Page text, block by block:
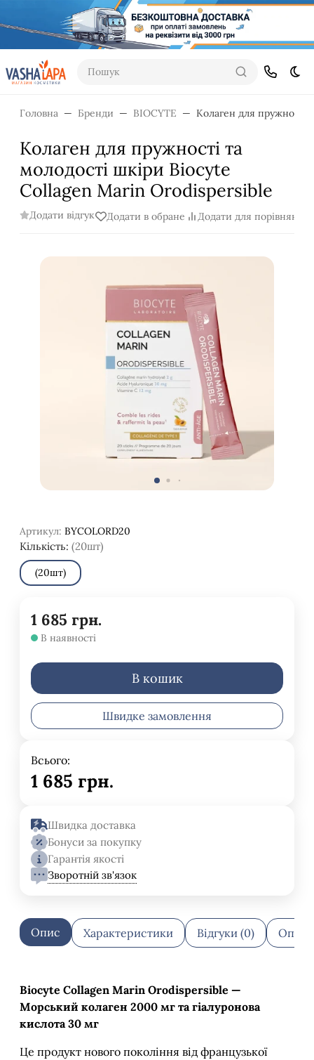
Пошук
Головна Бренди BIOCYTE Колаген для пружності
Колаген для пружності та
молодості шкіри Biocyte
Collagen Marin Orodispersible
Додати відгук Додати в обране Додати для порівняння
Артикул: BYCOLORD20
Кількість: (20шт)
(20шт)
1 685 грн.
В наявності
В кошик
Швидке замовлення
Всього:
1 685 грн.
Швидка доставка
Бонуси за покупку
Гарантія якості
Зворотній зв'язок
Опис Характеристики Відгуки (0)
Biocyte Collagen Marin Orodispersible —
Морський колаген 2000 мг та гіалуронова
кислота 30 мг
Це продукт нового покоління від французької